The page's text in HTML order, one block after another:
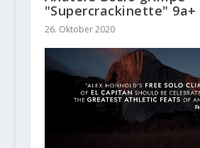
"Supercrackinette" 9a+
26. Oktober 2020